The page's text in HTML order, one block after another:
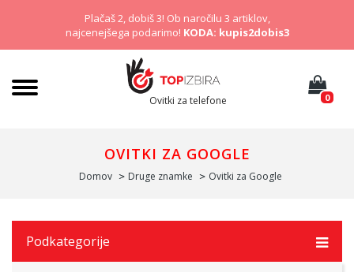
Plačaš 2, dobiš 3! Ob naročilu 3 artiklov,
najcenejšega podarimo! KODA: kupis2dobis3
Ovitki za telefone 0
OVITKI ZA GOOGLE
Domov Druge znamke Ovitki za Google
Podkategorije